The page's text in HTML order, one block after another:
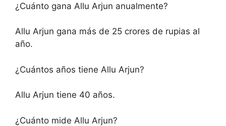
¿Cuánto gana Allu Arjun anualmente?
Allu Arjun gana más de 25 crores de rupias al
año.
¿Cuántos años tiene Allu Arjun?
Allu Arjun tiene 40 años.
¿Cuánto mide Allu Arjun?